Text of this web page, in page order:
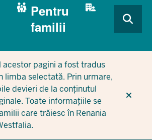
PENTRU FAMILII
PENTRU ÎNTREPRINDERI/
Pentru
familii
acestor pagini a fost tradus
limba selectată. Prin urmare,
devieri de la conținutul
Toate informațiile se
care trăiesc în Renania